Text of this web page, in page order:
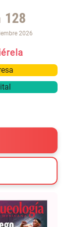
128
2026